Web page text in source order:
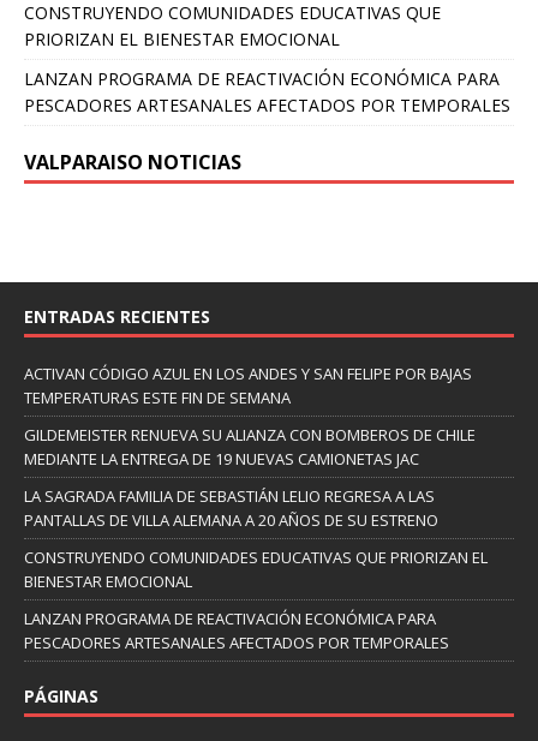
CONSTRUYENDO COMUNIDADES EDUCATIVAS QUE
PRIORIZAN EL BIENESTAR EMOCIONAL
LANZAN PROGRAMA DE REACTIVACIÓN ECONÓMICA PARA
PESCADORES ARTESANALES AFECTADOS POR TEMPORALES
VALPARAISO NOTICIAS
ENTRADAS RECIENTES
ACTIVAN CÓDIGO AZUL EN LOS ANDES Y SAN FELIPE POR BAJAS
TEMPERATURAS ESTE FIN DE SEMANA
GILDEMEISTER RENUEVA SU ALIANZA CON BOMBEROS DE CHILE
MEDIANTE LA ENTREGA DE 19 NUEVAS CAMIONETAS JAC
LA SAGRADA FAMILIA DE SEBASTIÁN LELIO REGRESA A LAS
PANTALLAS DE VILLA ALEMANA A 20 AÑOS DE SU ESTRENO
CONSTRUYENDO COMUNIDADES EDUCATIVAS QUE PRIORIZAN EL
BIENESTAR EMOCIONAL
LANZAN PROGRAMA DE REACTIVACIÓN ECONÓMICA PARA
PESCADORES ARTESANALES AFECTADOS POR TEMPORALES
PÁGINAS